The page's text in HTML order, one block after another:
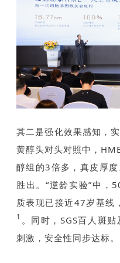
其二是强化效果感知，
黄醇头对头对照中，
醇组的3倍多，真皮厚
胜出。“逆龄实验”中，
质表现已接近47岁基线
1 。同时，SGS百人斑
刺激，安全性同步达标。